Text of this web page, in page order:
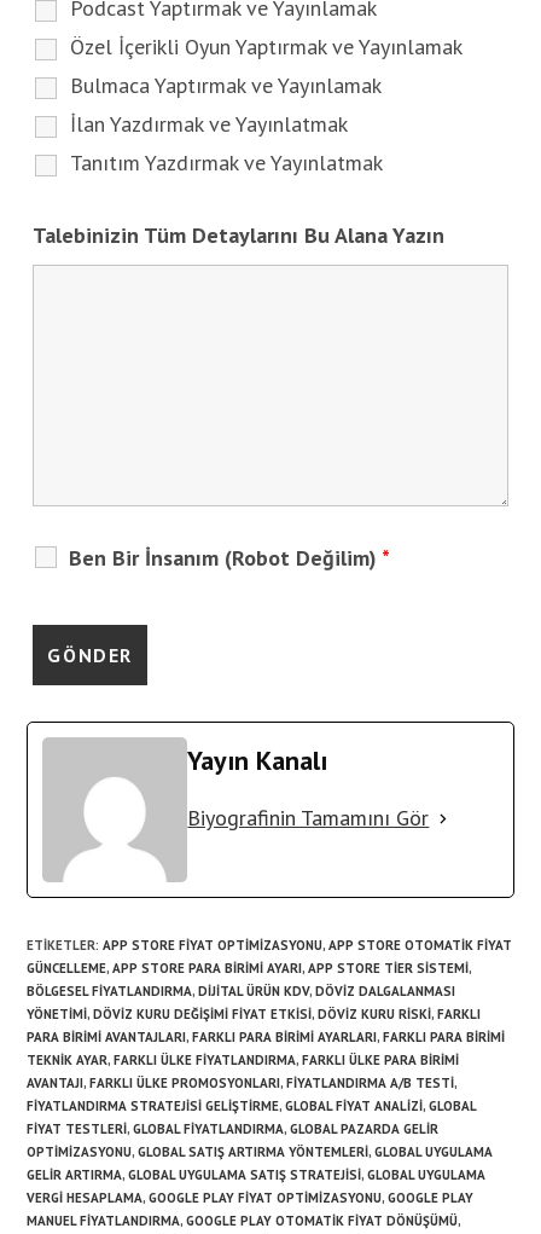
Podcast Yaptırmak ve Yayınlamak
Özel İçerikli Oyun Yaptırmak ve Yayınlamak
Bulmaca Yaptırmak ve Yayınlamak
İlan Yazdırmak ve Yayınlatmak
Tanıtım Yazdırmak ve Yayınlatmak
Talebinizin Tüm Detaylarını Bu Alana Yazın
Ben Bir İnsanım (Robot Değilim) *
Yayın Kanalı
Biyografinin Tamamını Gör
ETIKETLER:APP STORE FIYAT OPTIMIZASYONU, APP STORE OTOMATIK FIYAT
GÜNCELLEME, APP STORE PARA BIRIMI AYARI, APP STORE TIER SISTEMI,
BÖLGESEL FIYATLANDIRMA, DIJITAL ÜRÜN KDV, DÖVIZ DALGALANMASI
YÖNETIMI, DÖVIZ KURU DEĞIŞIMI FIYAT ETKISI, DÖVIZ KURU RISKI, FARKLI
PARA BIRIMI AVANTAJLARI, FARKLI PARA BIRIMI AYARLARI, FARKLI PARA BIRIMI
TEKNIK AYAR, FARKLI ÜLKE FIYATLANDIRMA, FARKLI ÜLKE PARA BIRIMI
AVANTAJI, FARKLI ÜLKE PROMOSYONLARI, FIYATLANDIRMA A/B TESTI,
FIYATLANDIRMA STRATEJISI GELIŞTIRME, GLOBAL FIYAT ANALIZI, GLOBAL
FIYAT TESTLERI, GLOBAL FIYATLANDIRMA, GLOBAL PAZARDA GELIR
OPTIMIZASYONU, GLOBAL SATIŞ ARTIRMA YÖNTEMLERI, GLOBAL UYGULAMA
GELIR ARTIRMA, GLOBAL UYGULAMA SATIŞ STRATEJISI, GLOBAL UYGULAMA
VERGI HESAPLAMA, GOOGLE PLAY FIYAT OPTIMIZASYONU, GOOGLE PLAY
MANUEL FIYATLANDIRMA, GOOGLE PLAY OTOMATIK FIYAT DÖNÜŞÜMÜ,